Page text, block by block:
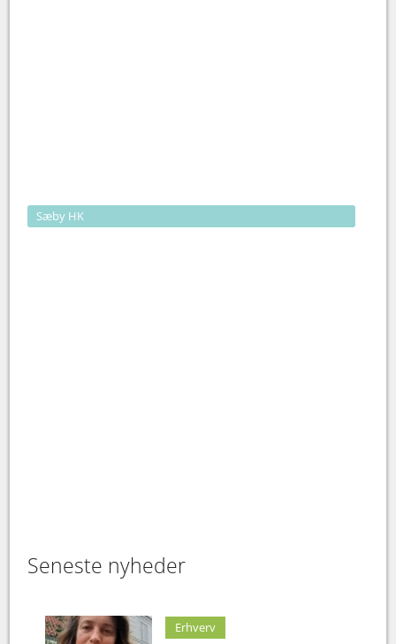
Sæby HK
Seneste nyheder
Erhverv